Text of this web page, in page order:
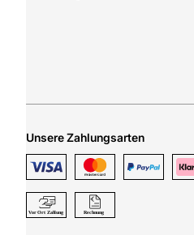
Unsere Zahlungsarten